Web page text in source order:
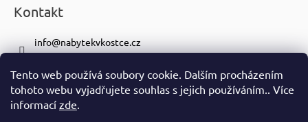
Tento web používá soubory cookie. Dalším procházením
tohoto webu vyjadřujete souhlas s jejich používáním.. Více
informací zde.
Kontakt
info@nabytekvkostce.cz
+420 601 116 371
https://www.facebook.com/nabytekvkostce.cz/
nabytek_v_kostce